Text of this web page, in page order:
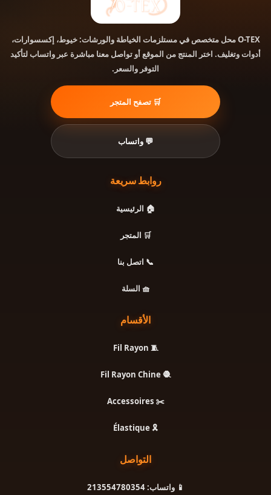
O-TEXمحل متخصص في مستلزمات الخياطة والورشات: خيوط، إكسسوارات،
أدوات وتغليف. اختر المنتج من الموقع أو تواصل معنا مباشرة عبر واتساب لتأكيد
التوفر والسعر.
🛒 تصفح المتجر
💬 واتساب
روابط سريعة
🏠 الرئيسية
🛒 المتجر
📞 اتصل بنا
🧺 السلة
الأقسام
🧵 Fil Rayon
🧶 Fil Rayon Chine
✂️ Accessoires
🎗️ Élastique
التواصل
📱 واتساب: 213554780354